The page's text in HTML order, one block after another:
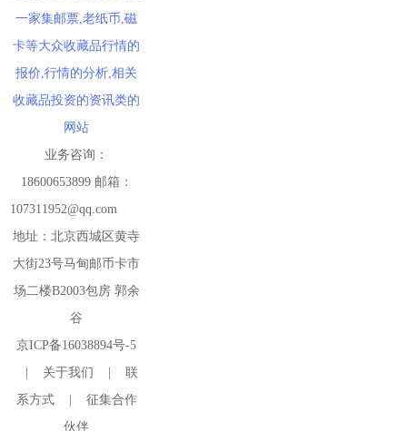
一家集邮票,老纸币,磁
卡等大众收藏品行情的
报价,行情的分析,相关
收藏品投资的资讯类的
网站
业务咨询：
18600653899 邮箱：
107311952@qq.com
地址：北京西城区黄寺
大街23号马甸邮币卡市
场二楼B2003包房 郭余
谷
京ICP备16038894号-5
关于我们
联
系方式
征集合作
伙伴